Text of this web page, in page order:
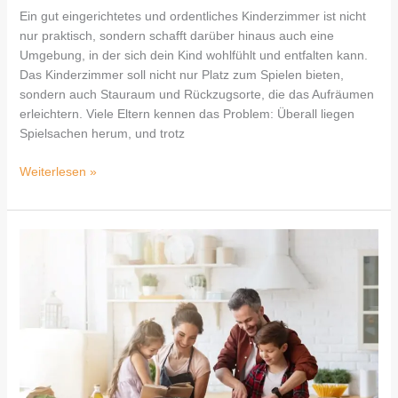
Ein gut eingerichtetes und ordentliches Kinderzimmer ist nicht
nur praktisch, sondern schafft darüber hinaus auch eine
Umgebung, in der sich dein Kind wohlfühlt und entfalten kann.
Das Kinderzimmer soll nicht nur Platz zum Spielen bieten,
sondern auch Stauraum und Rückzugsorte, die das Aufräumen
erleichtern. Viele Eltern kennen das Problem: Überall liegen
Spielsachen herum, und trotz
Weiterlesen »